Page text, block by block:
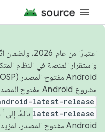
اعتبارًا من
واستقرار المنصة في النظام
مشروع Android مفتوح المصدر والمساهمة فيه، استخدِم
latest-release
latest-release دائمًا
Android مفتوح المصدر. لمزيد من المعلومات، يُرجى الاطّلاع على